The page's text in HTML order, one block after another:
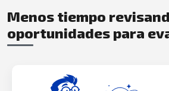
Menos tiempo
oportunidades para